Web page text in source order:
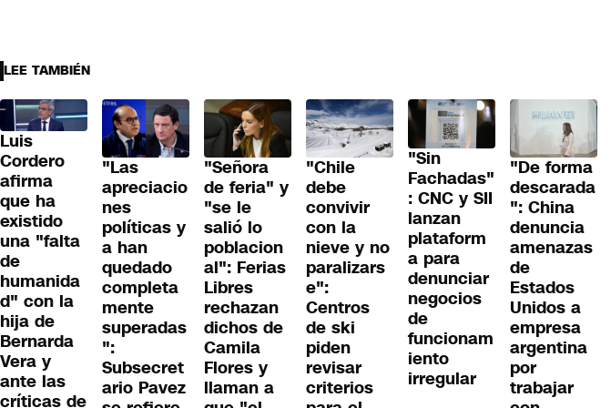
LEE TAMBIÉN
Luis
Cordero
afirma
que ha
existido
una "falta
de
humanida
d" con la
hija de
Bernarda
Vera y
ante las
críticas de
"Las
apreciacio
nes
políticas y
a han
quedado
completa
mente
superadas
":
Subsecret
ario Pavez
"Señora
de feria" y
"se le
salió lo
poblacion
al": Ferias
Libres
rechazan
dichos de
Camila
Flores y
llaman a
"Chile
debe
convivir
con la
nieve y no
paralizars
e":
Centros
de ski
piden
revisar
criterios
"Sin
Fachadas"
: CNC y SII
lanzan
plataform
a para
denunciar
negocios
de
funcionam
iento
irregular
"De forma
descarada
": China
denuncia
amenazas
de
Estados
Unidos a
empresa
argentina
por
trabajar